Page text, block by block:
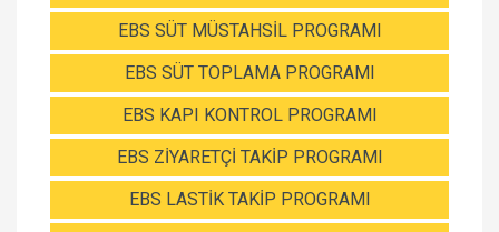
EBS SÜT MÜSTAHSİL PROGRAMI
EBS SÜT TOPLAMA PROGRAMI
EBS KAPI KONTROL PROGRAMI
EBS ZİYARETÇİ TAKİP PROGRAMI
EBS LASTİK TAKİP PROGRAMI